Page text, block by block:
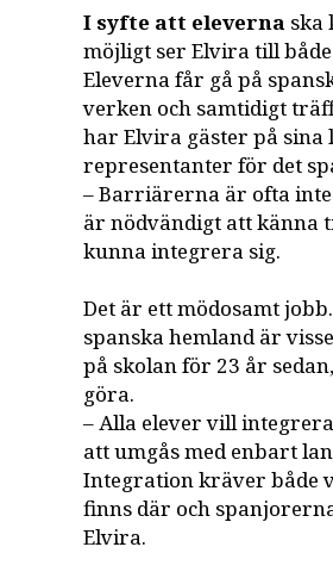
I syfte att eleverna ska
möjligt ser Elvira till
Eleverna får gå på
verken och samtidigt
har Elvira gäster på sina
representanter för det
– Barriärerna är ofta
är nödvändigt att känna
kunna integrera sig.
Det är ett mödosamt
spanska hemland är
på skolan för 23 år
göra.
– Alla elever vill
att umgås med enbart
Integration kräver både
finns där och
Elvira.